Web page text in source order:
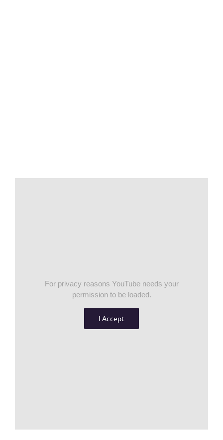
For privacy reasons YouTube needs your
permission to be loaded.
I Accept